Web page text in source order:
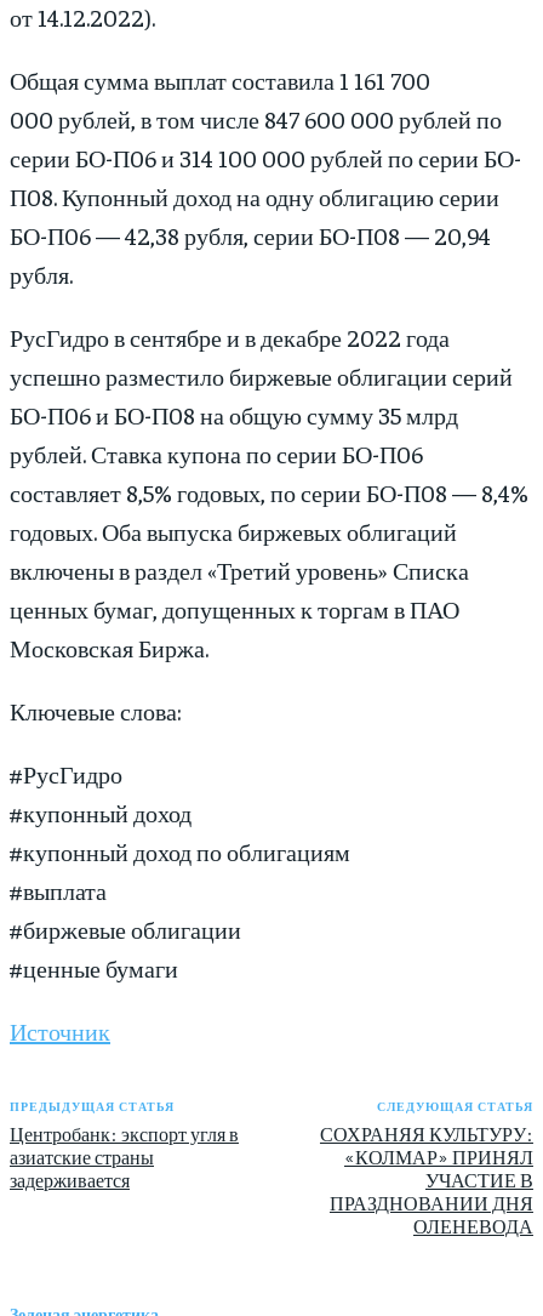
от 14.12.2022).
Общая сумма выплат составила 1 161 700
000 рублей, в том числе 847 600 000 рублей по
серии БО-П06 и 314 100 000 рублей по серии БО-
П08. Купонный доход на одну облигацию серии
БО-П06 — 42,38 рубля, серии БО-П08 — 20,94
рубля.
РусГидро в сентябре и в декабре 2022 года
успешно разместило биржевые облигации серий
БО-П06 и БО-П08 на общую сумму 35 млрд
рублей. Ставка купона по серии БО-П06
составляет 8,5% годовых, по серии БО-П08 — 8,4%
годовых. Оба выпуска биржевых облигаций
включены в раздел «Третий уровень» Списка
ценных бумаг, допущенных к торгам в ПАО
Московская Биржа.
Ключевые слова:
#РусГидро
#купонный доход
#купонный доход по облигациям
#выплата
#биржевые облигации
#ценные бумаги
Источник
ПРЕДЫДУЩАЯ СТАТЬЯ
Центробанк: экспорт угля в
азиатские страны
задерживается
СЛЕДУЮЩАЯ СТАТЬЯ
СОХРАНЯЯ КУЛЬТУРУ:
«КОЛМАР» ПРИНЯЛ
УЧАСТИЕ В
ПРАЗДНОВАНИИ ДНЯ
ОЛЕНЕВОДА